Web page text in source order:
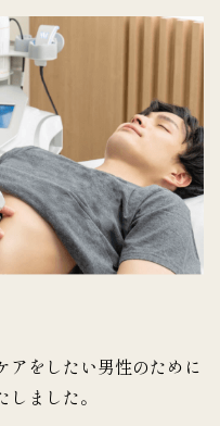
アをしたい男性のために
ました。